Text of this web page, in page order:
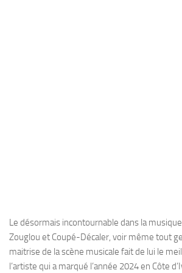
Le désormais incontournable dans la
Zouglou et Coupé-Décaler, voir même tout
maitrise de la scène musicale fait de lui le
l’artiste qui a marqué l’année 2024 en Côte